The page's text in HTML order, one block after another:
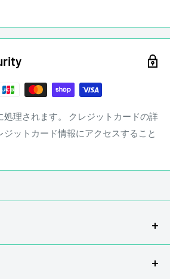
させていただきます。他にも、ブリ
。
ード
処理されます。 クレジットカードの詳
ットカード情報にアクセスすること